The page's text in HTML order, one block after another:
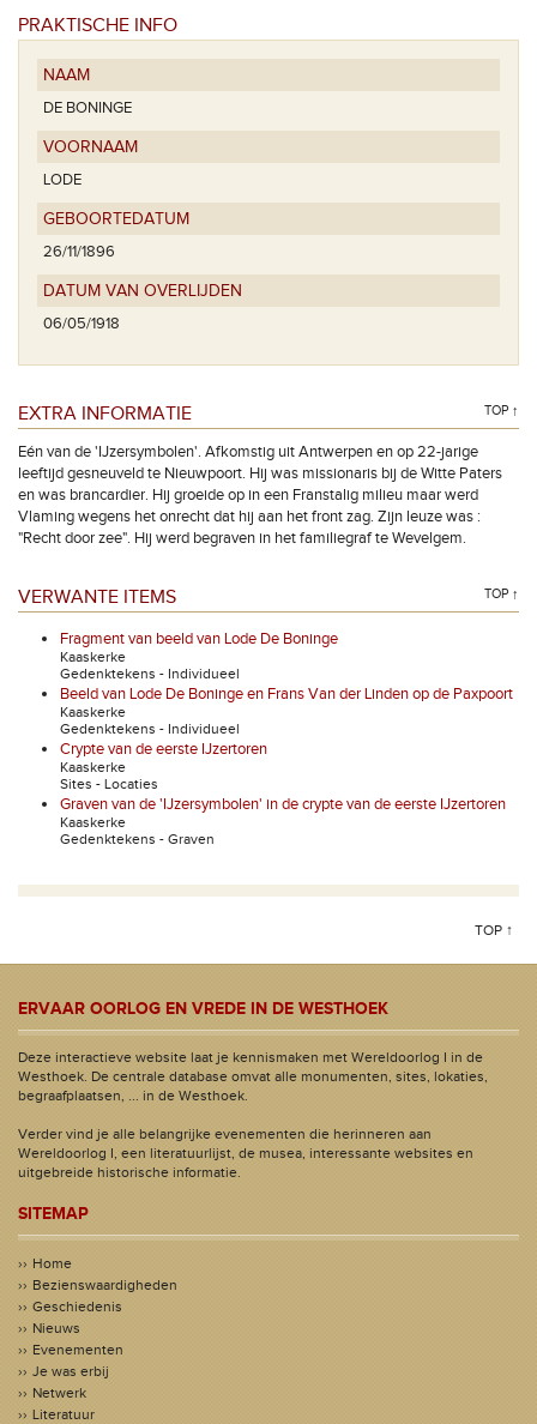
PRAKTISCHE INFO
NAAM
DE BONINGE
VOORNAAM
LODE
GEBOORTEDATUM
26/11/1896
DATUM VAN OVERLIJDEN
06/05/1918
EXTRA INFORMATIE TOP ↑
Eén van de 'IJzersymbolen'. Afkomstig uit Antwerpen en op 22-jarige
leeftijd gesneuveld te Nieuwpoort. Hij was missionaris bij de Witte Paters
en was brancardier. Hij groeide op in een Franstalig milieu maar werd
Vlaming wegens het onrecht dat hij aan het front zag. Zijn leuze was :
"Recht door zee". Hij werd begraven in het familiegraf te Wevelgem.
VERWANTE ITEMS TOP ↑
Fragment van beeld van Lode De Boninge
Kaaskerke
Gedenktekens - Individueel
Beeld van Lode De Boninge en Frans Van der Linden op de Paxpoort
Kaaskerke
Gedenktekens - Individueel
Crypte van de eerste IJzertoren
Kaaskerke
Sites - Locaties
Graven van de 'IJzersymbolen' in de crypte van de eerste IJzertoren
Kaaskerke
Gedenktekens - Graven
TOP ↑
ERVAAR OORLOG EN VREDE IN DE WESTHOEK
Deze interactieve website laat je kennismaken met Wereldoorlog I in de
Westhoek. De centrale database omvat alle monumenten, sites, lokaties,
begraafplaatsen, ... in de Westhoek.
Verder vind je alle belangrijke evenementen die herinneren aan
Wereldoorlog I, een literatuurlijst, de musea, interessante websites en
uitgebreide historische informatie.
SITEMAP
Home
Bezienswaardigheden
Geschiedenis
Nieuws
Evenementen
Je was erbij
Netwerk
Literatuur